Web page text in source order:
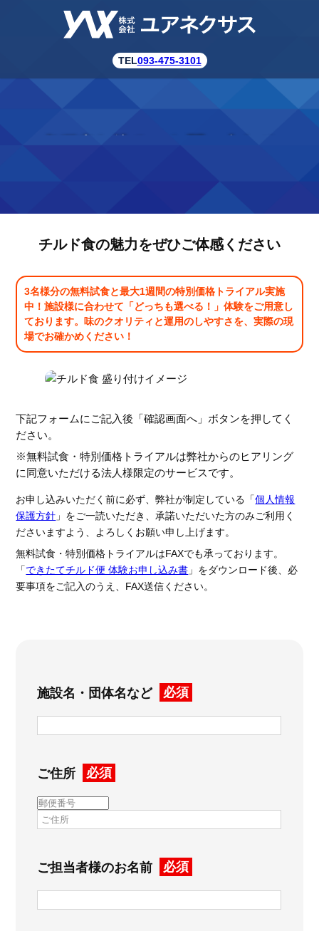
TEL093-475-3101
各種申し込み・お問い合わせ
チルド食の魅力をぜひご体感ください
3名様分の無料試食と最大1週間の特別価格トライアル実施
中！施設様に合わせて「どっちも選べる！」体験をご用意し
ております。味のクオリティと運用のしやすさを、実際の現
場でお確かめください！
下記フォームにご記入後「確認画面へ」ボタンを押してく
ださい。
※無料試食・特別価格トライアルは弊社からのヒアリング
に同意いただける法人様限定のサービスです。
お申し込みいただく前に必ず、弊社が制定している「個人情報
保護方針 」をご一読いただき、承諾いただいた方のみご利用く
ださいますよう、よろしくお願い申し上げます。
無料試食・特別価格トライアルはFAXでも承っております。
「 できたてチルド便 体験お申し込み書 」をダウンロード後、必
要事項をご記入のうえ、FAX送信ください。
施設名・団体名など 必須
ご住所 必須
ご担当者様のお名前 必須